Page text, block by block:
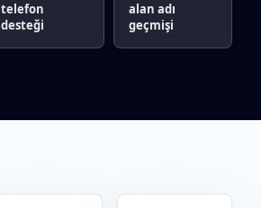
telefon
desteği
alan adı
geçmişi